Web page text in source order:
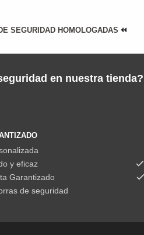
SEGURIDAD HOMOLOGADAS
en nuestra tienda?
y eficaz
Garantizado
de seguridad